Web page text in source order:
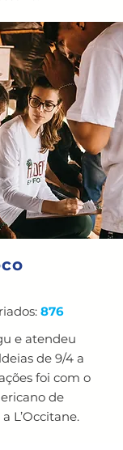
876
e atendeu
de 9/4 a
foi com o
de
L’Occitane.